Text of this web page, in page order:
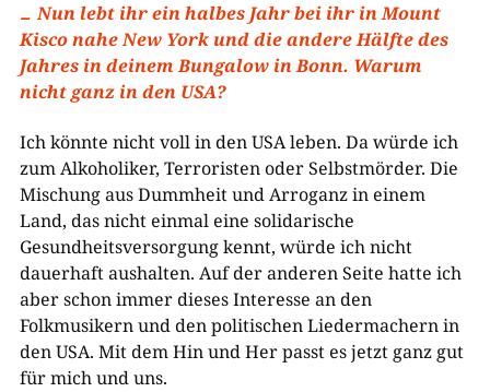
Nun lebt ihr ein halbes Jahr bei ihr in Mount
Kisco nahe New York und die andere Hälfte des
Jahres in deinem Bungalow in Bonn. Warum
nicht ganz in den USA?
Ich könnte nicht voll in den USA leben. Da würde ich
zum Alkoholiker, Terroristen oder Selbstmörder. Die
Mischung aus Dummheit und Arroganz in einem
Land, das nicht einmal eine solidarische
Gesundheitsversorgung kennt, würde ich nicht
dauerhaft aushalten. Auf der anderen Seite hatte ich
aber schon immer dieses Interesse an den
Folkmusikern und den politischen Liedermachern in
den USA. Mit dem Hin und Her passt es jetzt ganz gut
für mich und uns.